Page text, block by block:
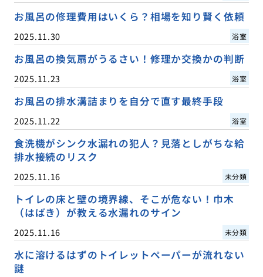
お風呂の修理費用はいくら？相場を知り賢く依頼
2025.11.30 浴室
お風呂の換気扇がうるさい！修理か交換かの判断
2025.11.23 浴室
お風呂の排水溝詰まりを自分で直す最終手段
2025.11.22 浴室
食洗機がシンク水漏れの犯人？見落としがちな給
排水接続のリスク
2025.11.16 未分類
トイレの床と壁の境界線、そこが危ない！巾木
（はばき）が教える水漏れのサイン
2025.11.16 未分類
水に溶けるはずのトイレットペーパーが流れない
謎